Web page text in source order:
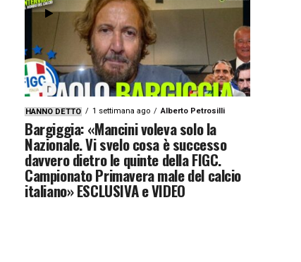
HANNO DETTO 1 settimana ago Alberto Petrosilli
Bargiggia: «Mancini voleva solo la
Nazionale. Vi svelo cosa è successo
davvero dietro le quinte della FIGC.
Campionato Primavera male del calcio
italiano» ESCLUSIVA e VIDEO